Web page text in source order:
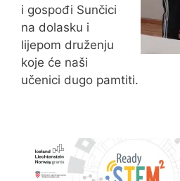
i gospođi Sunčici
na dolasku i
lijepom druženju
koje će naši
učenici dugo pamtiti.